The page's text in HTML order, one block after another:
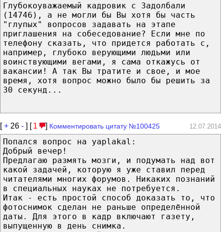
Глубокоуважаемый кадровик с Задолбали
(14746), а не могли бы Вы хотя бы часть
"глупых" вопросов задавать на этапе
приглашения на собеседование? Если мне по
телефону сказать, что придется работать с,
например, глубоко верующими людьми или
воинствующими вегами, я сама откажусь от
вакансии! А так Вы тратите и свое, и мое
время, хотя вопрос можно было бы решить за
30 секунд...
[+ 26 - ] [ 1 ] Комментировать цитату №100425 12.07.2014
Попался вопрос на yaplakal:
Добрый вечер!
Предлагаю размять мозги, и подумать над вот
какой задачей, которую я уже ставил перед
читателями многих форумов. Никаких познаний
в специальных науках не потребуется.
Итак - есть простой способ доказать то, что
фотоснимок сделан не раньше определённой
даты. Для этого в кадр включают газету,
выпущенную в день снимка.